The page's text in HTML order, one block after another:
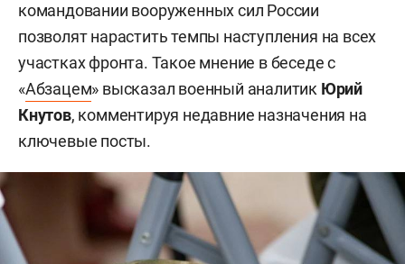
командовании вооруженных сил России
позволят нарастить темпы наступления на всех
участках фронта. Такое мнение в беседе с
«Абзацем» высказал военный аналитик Юрий
Кнутов, комментируя недавние назначения на
ключевые посты.